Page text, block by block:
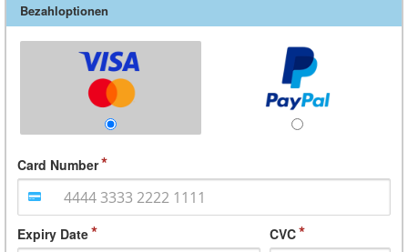
Bezahloptionen
Card Number
Expiry Date CVC